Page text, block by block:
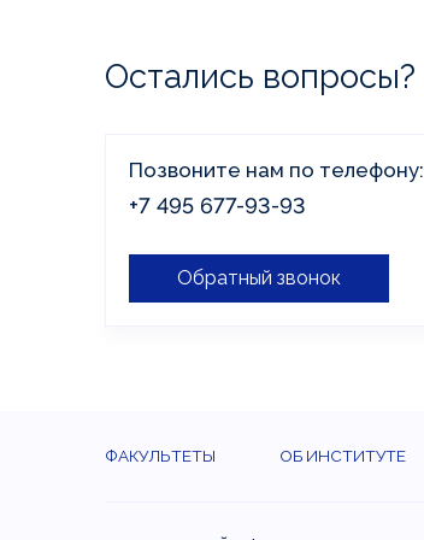
Остались вопросы?
Позвоните нам по телефону:
+7 495 677-93-93
Обратный звонок
ФАКУЛЬТЕТЫ ОБ ИНСТИТУТЕ